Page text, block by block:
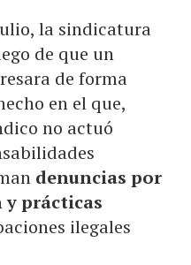
la sindicatura
de que un
de forma
en el que,
no actuó
denuncias por
prácticas
ilegales